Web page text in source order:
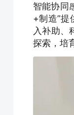
智能协同
+制造”提
入补助、
探索，培